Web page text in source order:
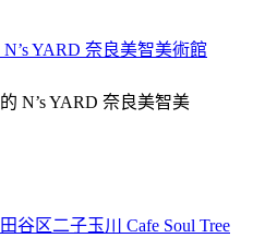
YARD 奈良美智美術館
谷区二子玉川 Cafe Soul Tree